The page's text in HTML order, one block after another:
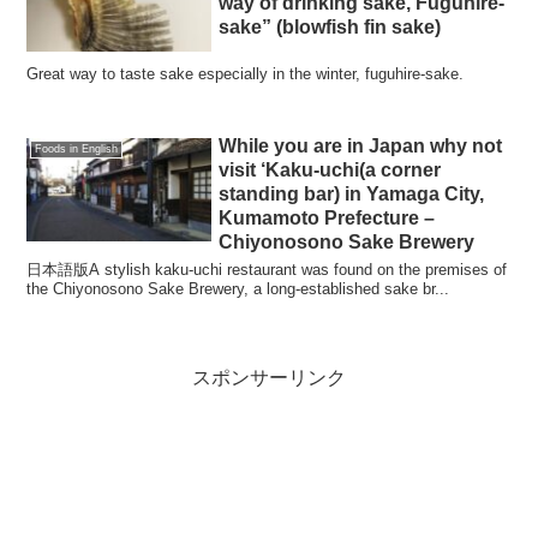
sake” (blowfish fin sake)
Great way to taste sake especially in the winter, fuguhire-sake.
Foods in English
While you are in Japan why not
visit ‘Kaku-uchi(a corner
standing bar) in Yamaga City,
Kumamoto Prefecture –
Chiyonosono Sake Brewery
日本語版A stylish kaku-uchi restaurant was found on the premises of
the Chiyonosono Sake Brewery, a long-established sake br...
スポンサーリンク